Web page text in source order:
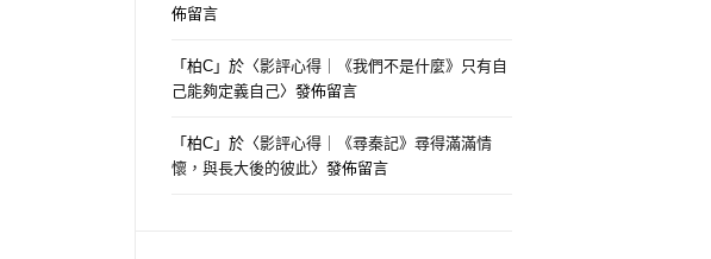
佈留言
「柏C 」於〈影評心得｜《我們不是什麼》只有自
己能夠定義自己〉發佈留言
「柏C 」於〈影評心得｜《尋秦記》尋得滿滿情
懷，與長大後的彼此〉發佈留言